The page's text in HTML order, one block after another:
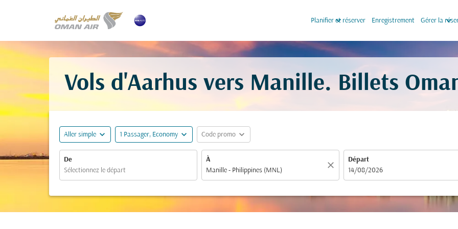
Planifier et réserver
keyboard_arrow_down Enregistrement Gérer la keyboard_arrow_down
Vols d'Aarhus vers Manille. Billets
Aller simple expand_more 1 Passager, Economy expand_more Code promo expand_more
De À
close
Départ
fc-booking-departure-date-aria-label
14/08/2026